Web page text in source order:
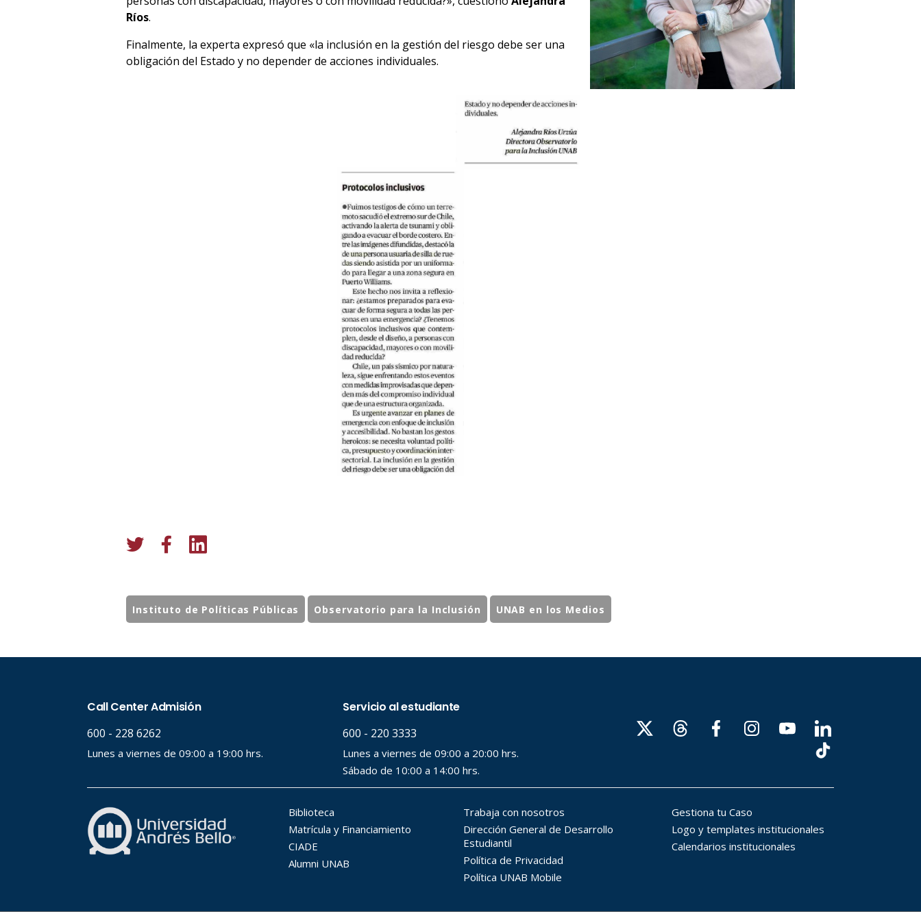
Ríos.
Finalmente, la experta expresó que «la inclusión en la gestión del riesgo debe ser una
obligación del Estado y no depender de acciones individuales.
Instituto de Políticas Públicas Observatorio para la Inclusión UNAB en los Medios